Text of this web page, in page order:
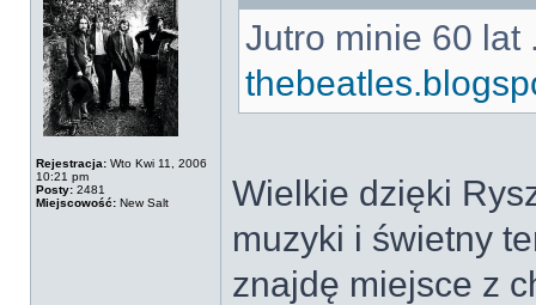
Rejestracja: Wto Kwi 11, 2006
10:21 pm
Posty: 2481
Miejscowość: New Salt
Jutro minie 60 lat
Wielkie dzięki
muzyki i świetny
znajdę miejsce z